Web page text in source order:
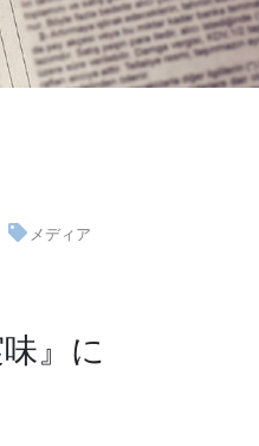
メディア
』に